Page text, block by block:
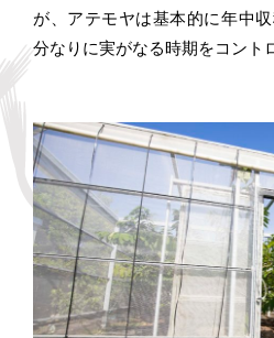
が、アテモヤは基本的に年中
分なりに実がなる時期をコント